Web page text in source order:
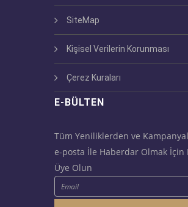
SiteMap
Kişisel Verilerin Korunması
Çerez Kuraları
E-BÜLTEN
Tüm Yeniliklerden ve
e-posta İle Haberdar Olmak İçin
Üye Olun